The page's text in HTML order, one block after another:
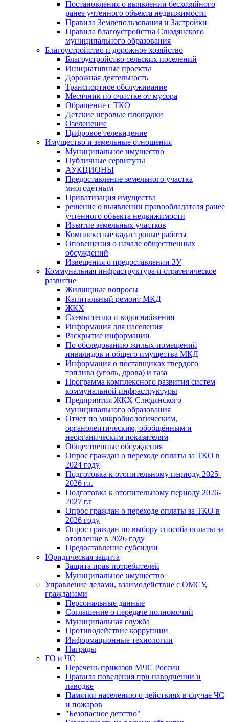
Постановления о выявлении бесхозяйного
ранее учтенного объекта недвижимости
Правила Землепользования и Застройки
Правила благоустройства Слюдянского
муниципального образования
Благоустройство и дорожное хозяйство
Благоустройство сельских поселений
Инициативные проекты
Дорожная деятельность
Транспортное обслуживание
Месячник по очистке от мусора
Обращение с ТКО
Детские игровые площадки
Озеленение
Цифровое телевидение
Имущество и земельные отношения
Муниципальное имущество
Публичные сервитуты
АУКЦИОНЫ
Предоставление земельного участка
многодетным
Приватизация имущества
решение о выявлении правообладателя ранее
учтенного объекта недвижимости
Изъятие земельных участков
Комплексные кадастровые работы
Оповещения о начале общественных
обсуждений
Извещения о предоставлении ЗУ
Коммунальная инфраструктура и стратегическое
развитие
Жилищные вопросы
Капитальный ремонт МКД
ЖКХ
Схемы тепло и водоснабжения
Информация для населения
Раскрытие информации
По обследованию жилых помещений
инвалидов и общего имущества МКД
Информация о поставщиках твердого
топлива (уголь, дрова) и газа
Программа комплексного развития систем
коммунальной инфраструктуры
Предприятия ЖКХ Слюдянского
муниципального образования
Отчет по микробиологическим,
органолептическим, обобщённым и
неорганическим показателям
Общественные обсуждения
Опрос граждан о переходе оплаты за ТКО в
2024 году
Подготовка к отопительному периоду 2025-
2026 г.г.
Подготовка к отопительному периоду 2026-
2027 г.г
Опрос граждан о переходе оплаты за ТКО в
2026 году
Опрос граждан по выбору способа оплаты за
отопление в 2026 году
Предоставление субсидии
Юридическая защита
Защита прав потребителей
Муниципальное имущество
Управление делами, взаимодействие с ОМСУ,
гражданами
Персональные данные
Соглашение о передаче полномочий
Муниципальная служба
Противодействие коррупции
Информационные технологии
Награды
ГО и ЧС
Перечень приказов МЧС России
Правила поведения при наводнении и
паводке
Памятки населению о действиях в случае ЧС
и пожаров
"Безопасное детство"